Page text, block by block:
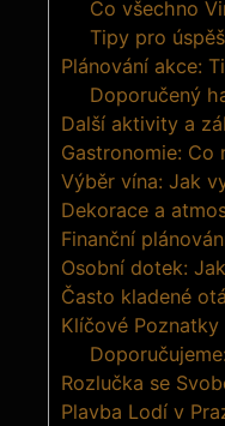
Co všechno
Tipy pro
Plánování akce:
Doporučený
Další aktivity a
Gastronomie:
Výběr vína: Jak
Dekorace a
Finanční
Osobní dotek:
Často kladené
Klíčové Poznatky
Doporučujeme:
Rozlučka se
Plavba Lodí v